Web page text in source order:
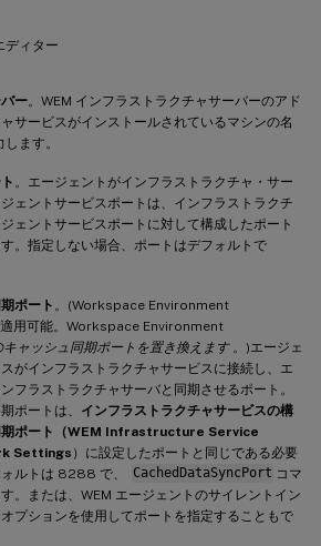
ー。WEM インフラストラクチャサーバーのアド
サービスがインストールされているマシンの名
ます。
。エージェントがインフラストラクチャ・サー
ェントサービスポートは、インフラストラクチ
ェントサービスポートに対して構成したポート
。指定しない場合、ポートはデフォルトで
ポート 。(Workspace Environment
用可能。Workspace Environment
キャッシュ同期ポートを置き換えます。)エージェ
がインフラストラクチャサービスに接続し、エ
フラストラクチャサーバと同期させるポート。
ポートは、 インフラストラクチャサービスの構
期ポート（WEM Infrastructure Service
Settings ）に設定したポートと同じである必要
ルトは 8288 で、
CachedDataSyncPort コマ
。または、WEM エージェントのサイレントイン
プションを使用してポートを指定することもで